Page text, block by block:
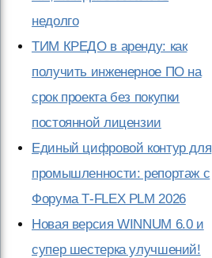
недолго
ТИМ КРЕДО в аренду: как
получить инженерное ПО на
срок проекта без покупки
постоянной лицензии
Единый цифровой контур для
промышленности: репортаж с
Форума T‑FLEX PLM 2026
Новая версия WINNUM 6.0 и
супер шестерка улучшений!